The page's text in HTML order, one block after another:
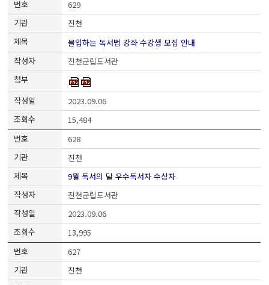
629
진천
몰입하는 독서법 강좌 수강생 모집 안내
진천군립도서관
2023.09.06
15,484
628
진천
9월 독서의 달 우수독서자 수상자
진천군립도서관
2023.09.06
13,995
627
진천